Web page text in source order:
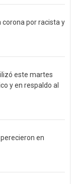
corona por racista y
este martes
y en respaldo al
en